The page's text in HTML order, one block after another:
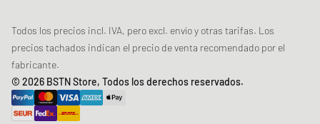
Descuento estudiante: Studentbeans
Descuento estudiante: EDiU
Todos los precios incl. IVA, pero excl. envío y otras tarifas. Los
precios tachados indican el precio de venta recomendado por el
fabricante.
© 2026 BSTN Store, Todos los derechos reservados.